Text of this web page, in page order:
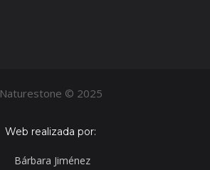
Naturestone © 2025
Web realizada por:
Bárbara Jiménez